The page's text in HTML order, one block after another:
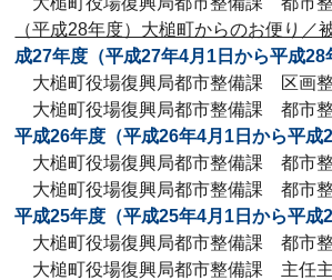
（平成28年度）大槌町からのお便り／
成27年度（平成27年4月1日から平成28
大槌町役場復興局都市整備課 区
大槌町役場復興局都市整備課 都
平成26年度（平成26年4月1日から平成
大槌町役場復興局都市整備課 都市
大槌町役場復興局都市整備課 都市
平成25年度（平成25年4月1日から平成
大槌町役場復興局都市整備課 都市
大槌町役場復興局都市整備課 主